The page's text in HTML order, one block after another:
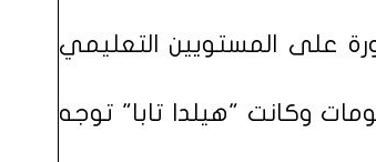
أحدثت أفكار تابا ثورة على المستويين التعليمي
وكانت "هيلدا تابا" توجه